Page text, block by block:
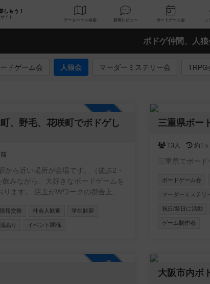
しもう！
イト
データベース 検索 新着レビュー ボードゲ
ボドゲ仲間、人
ドゲーム会 人狼会 マーダーミステリー会 TRPG
参加自由
、野毛、花咲町でボドゲし
から近い場所が会場です。（徒歩2・
みながら、大好きなボードゲームを
クの都合上、営
主不在の時は、お酒や食事の提供、ボ
少しずつお客様が集ま
話TRPGのルールブックがございま
加を募っていきます。 これから
情報交換 社会人歓迎 学生歓迎
あり イベント関係
三重県ボー
13人 約1
三重県でボー
ボードゲーム会
マーダーミステリ
祝日/祭日に活動
ゲーム制作者
大阪市内ボ